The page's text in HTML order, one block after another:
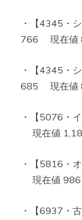
・【4345・
766 現在値
・【4345・
685 現在値
・【5076・
現在値
・【5816・
現在値
・【6937